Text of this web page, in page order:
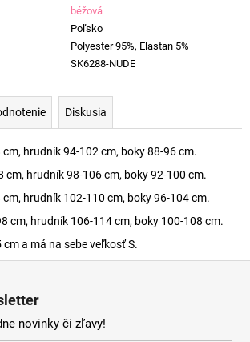
béžová
Poľsko
Polyester 95%, Elastan 5%
SK6288-NUDE
Diskusia
hrudník 94-102 cm, boky 88-96 cm.
cm, hrudník 98-106 cm, boky 92-100 cm.
hrudník 102-110 cm, boky 96-104 cm.
cm, hrudník 106-114 cm, boky 100-108 cm.
a má na sebe veľkosť S.
novinky či zľavy!